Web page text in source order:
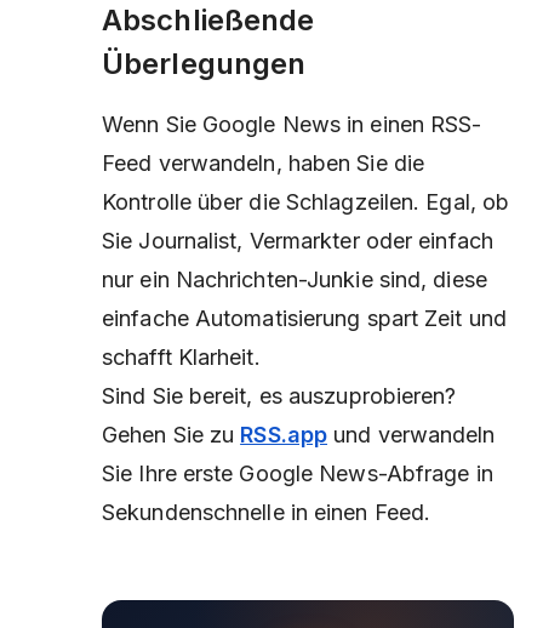
Abschließende
Überlegungen
Wenn Sie Google News in einen RSS-
Feed verwandeln, haben Sie die
Kontrolle über die Schlagzeilen. Egal, ob
Sie Journalist, Vermarkter oder einfach
nur ein Nachrichten-Junkie sind, diese
einfache Automatisierung spart Zeit und
schafft Klarheit.
Sind Sie bereit, es auszuprobieren?
Gehen Sie zu RSS.app und verwandeln
Sie Ihre erste Google News-Abfrage in
Sekundenschnelle in einen Feed.